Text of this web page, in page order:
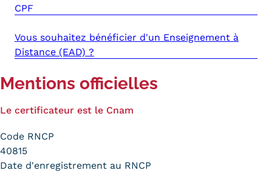
CPF
Vous souhaitez bénéficier d'un Enseignement à
Distance (EAD) ?
Mentions officielles
Le certificateur est le Cnam
Code RNCP
40815
Date d'enregistrement au RNCP